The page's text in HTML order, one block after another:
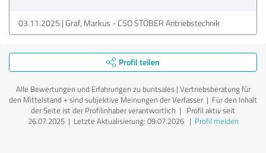
03.11.2025 Graf, Markus - CSO STÖBER Antriebstechnik
Profil teilen
Alle Bewertungen und Erfahrungen zu buntsales | Vertriebsberatung für
den Mittelstand + sind subjektive Meinungen der Verfasser | Für den Inhalt
der Seite ist der Profilinhaber verantwortlich | Profil aktiv seit
26.07.2025 | Letzte Aktualisierung: 09.07.2026| Profil melden